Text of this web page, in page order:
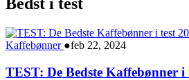
Bedst i test
Kaffebønner ●feb 22, 2024
TEST: De Bedste Kaffebønner i